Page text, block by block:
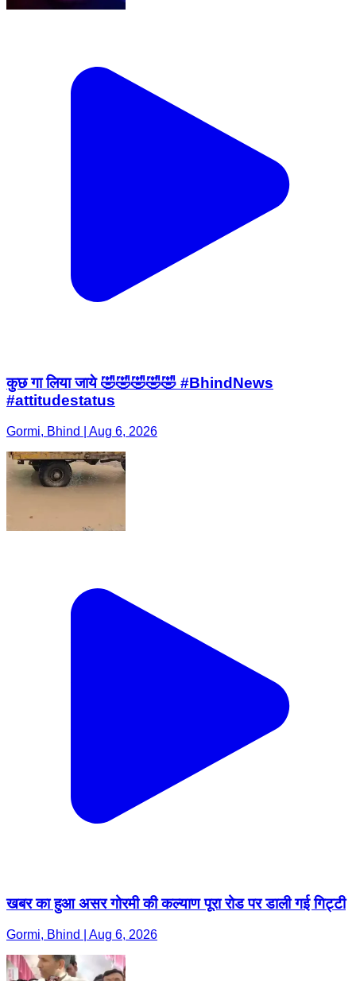
कुछ गा लिया जाये 🤣🤣🤣🤣🤣 #BhindNews
#attitudestatus
Gormi, Bhind | Aug 6, 2026
खबर का हुआ असर गोरमी की कल्याण पूरा रोड पर डाली गई गिट्टी
Gormi, Bhind | Aug 6, 2026